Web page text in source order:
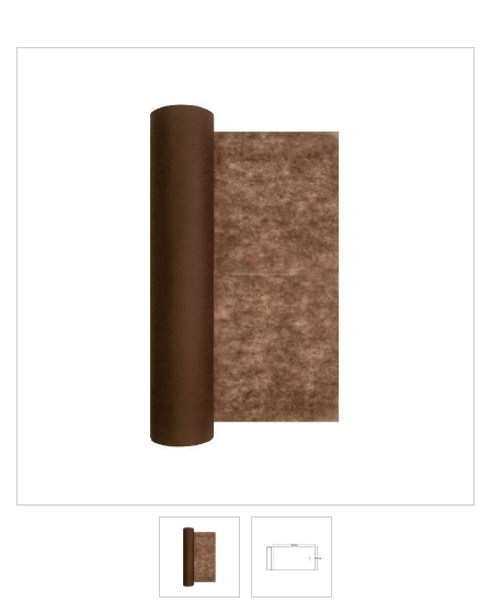
訂閱/取消 電子報
常見問題
服務專線：04-2568-0356 週
一至週五 AM9:00～PM6:00
聯絡我們：order@ckl.tw